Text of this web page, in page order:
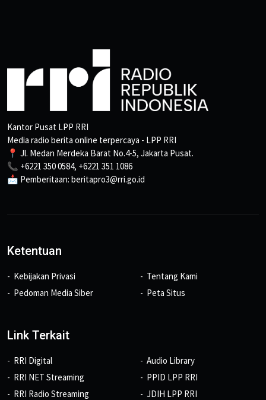
Kantor Pusat LPP RRI
Media radio berita online terpercaya - LPP RRI
📍 Jl. Medan Merdeka Barat No.4-5, Jakarta Pusat.
📞 +6221 350 0584, +6221 351 1086
📩 Pemberitaan: beritapro3@rri.go.id
Ketentuan
Kebijakan Privasi
Pedoman Media Siber
Tentang Kami
Peta Situs
Link Terkait
RRI Digital
RRI NET Streaming
RRI Radio Streaming
Audio Library
PPID LPP RRI
JDIH LPP RRI